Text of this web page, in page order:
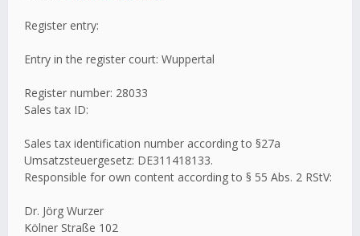
Register entry:
Entry in the register court: Wuppertal
Register number: 28033
Sales tax ID:
Sales tax identification number according to §27a
Umsatzsteuergesetz: DE311418133.
Responsible for own content according to § 55 Abs. 2 RStV:
Dr. Jörg Wurzer
Kölner Straße 102